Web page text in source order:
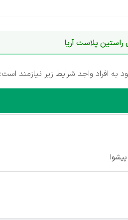
پلاست آریا
افراد واجد شرایط زیر نیازمند است: